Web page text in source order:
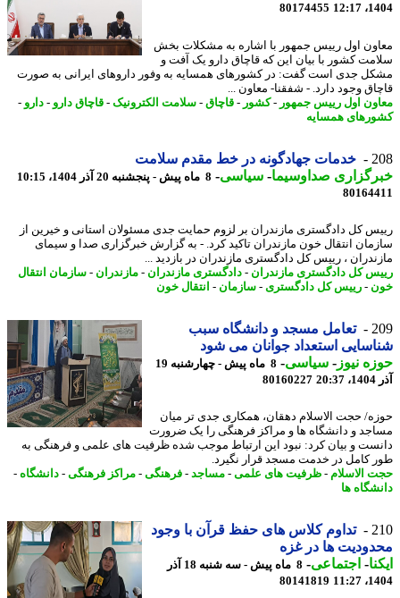
80174455
اول رییس جمهور با اشاره به مشکلات بخش
کشور با بیان این که قاچاق دارو یک آفت و
جدی است گفت: در کشورهای همسایه به وفور داروهای ایرانی به صورت
وجود دارد. - شفقنا- معاون ...
اول رییس جمهور-کشور-قاچاق-سلامت الکترونیک-قاچاق دارو - دارو -
همسایه
خدمات جهادگونه در خط مقدم سلامت
صداوسیما-سیاسی-8 ماه پیش - پنجشنبه 20 آذر 1404، 10:15
کل دادگستری مازندران بر لزوم حمایت جدی مسئولان استانی و خیرین از
انتقال خون مازندران تاکید کرد. - به گزارش خبرگزاری صدا و سیمای
، رییس کل دادگستری مازندران در بازدید ...
کل دادگستری مازندران- دادگستری مازندران- مازندران-
سازمان انتقال
-رییس کل دادگستری- سازمان -انتقال خون
تعامل مسجد و دانشگاه سبب
استعداد جوانان می شود
نیوز-سیاسی-
8 ماه پیش - چهارشنبه 19
80160227
حجت الاسلام دهقان، همکاری جدی تر میان
و دانشگاه ها و مراکز فرهنگی را یک ضرورت
و بیان کرد: نبود این ارتباط موجب شده ظرفیت های علمی و فرهنگی به
کامل در خدمت مسجد قرار نگیرد.
الاسلام-ظرفیت های علمی-مساجد-فرهنگی-مراکز فرهنگی-دانشگاه-
ها
تداوم کلاس های حفظ قرآن با وجود
ها در غزه
-اجتماعی-
8 ماه پیش - سه شنبه 18 آذر
80141819